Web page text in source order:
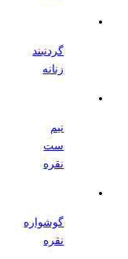
گردنبند
زنانه
نیم
ست
نقره
گوشواره
نقره